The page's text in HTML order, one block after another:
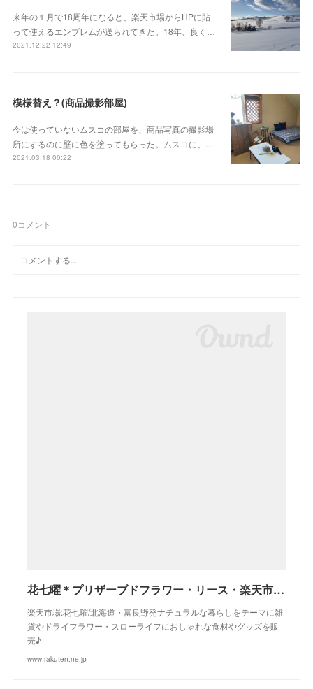
来年の１月で18周年になると、楽天市場からHPに貼
って使えるエンブレムが送られてきた。18年、良く…
2021.12.22 12:49
模様替え？(商品撮影部屋)
今は使っていないムスコの部屋を、商品写真の撮影場
所にするのに壁に色を塗ってもらった。ムスコに、…
2021.03.18 00:22
0コメント
花七曜＊プリザーブドフラワー・リース・楽天市場店/富良野からお届けします♪
楽天市場:花七曜/北海道・富良野発ナチュラルな暮らしをテーマに雑
貨やドライフラワー・スローライフにおしゃれな食材やグッズを販
売♪
www.rakuten.ne.jp